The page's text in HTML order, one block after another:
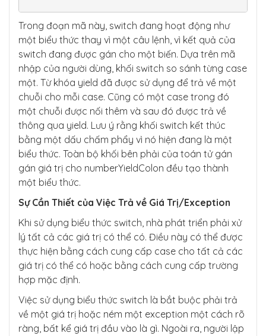
        System.out.println("Leading State is
" + numberYieldColon);
    }
Trong đoạn mã này, switch đang hoạt động như
một biểu thức thay vì một câu lệnh, vì kết quả của
switch đang được gán cho một biến. Dựa trên mã
nhập của người dùng, khối switch so sánh từng case
một. Từ khóa yield đã được sử dụng để trả về một
chuỗi cho mỗi case. Cũng có một case trong đó
một chuỗi được nối thêm và sau đó được trả về
thông qua yield. Lưu ý rằng khối switch kết thúc
bằng một dấu chấm phẩy vì nó hiện đang là một
biểu thức. Toàn bộ khối bên phải của toán tử gán
gán giá trị cho numberYieldColon đều tạo thành
một biểu thức.
Sự Cần Thiết của Việc Trả về Giá Trị/Exception
Khi sử dụng biểu thức switch, nhà phát triển phải xử
lý tất cả các giá trị có thể có. Điều này có thể được
thực hiện bằng cách cung cấp case cho tất cả các
giá trị có thể có hoặc bằng cách cung cấp trường
hợp mặc định.
Việc sử dụng biểu thức switch là bắt buộc phải trả
về một giá trị hoặc ném một exception một cách rõ
ràng, bất kể giá trị đầu vào là gì. Ngoài ra, người lập